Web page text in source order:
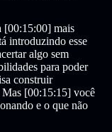
[00:15:00] mais
introduzindo esse
algo sem
para poder
construir
Mas [00:15:15] você
e o que não